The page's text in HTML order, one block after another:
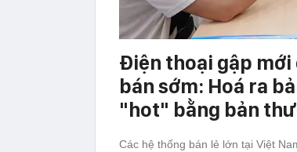
Điện thoại gập mới
bán sớm: Hoá ra
"hot" bằng bản
Các hệ thống bán lẻ lớn tại Việt